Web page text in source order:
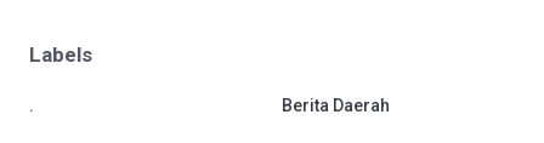
Labels
. Berita Daerah